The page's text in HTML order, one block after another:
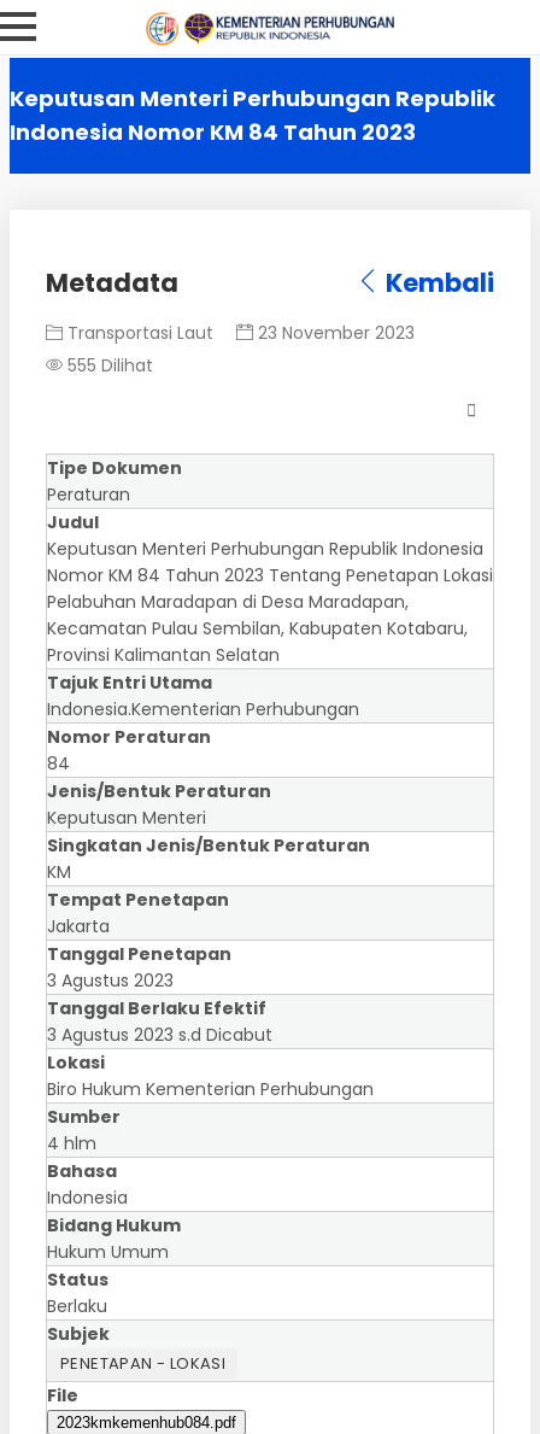
Keputusan Menteri Perhubungan Republik
Indonesia Nomor KM 84 Tahun 2023
Metadata Kembali
Transportasi Laut
23 November 2023
555 Dilihat
Tipe Dokumen
Peraturan
Judul
Keputusan Menteri Perhubungan Republik Indonesia
Nomor KM 84 Tahun 2023 Tentang Penetapan Lokasi
Pelabuhan Maradapan di Desa Maradapan,
Kecamatan Pulau Sembilan, Kabupaten Kotabaru,
Provinsi Kalimantan Selatan
Tajuk Entri Utama
Indonesia.Kementerian Perhubungan
Nomor Peraturan
84
Jenis/Bentuk Peraturan
Keputusan Menteri
Singkatan Jenis/Bentuk Peraturan
KM
Tempat Penetapan
Jakarta
Tanggal Penetapan
3 Agustus 2023
Tanggal Berlaku Efektif
3 Agustus 2023 s.d Dicabut
Lokasi
Biro Hukum Kementerian Perhubungan
Sumber
4 hlm
Bahasa
Indonesia
Bidang Hukum
Hukum Umum
Status
Berlaku
Subjek
PENETAPAN - LOKASI
File
2023kmkemenhub084.pdf